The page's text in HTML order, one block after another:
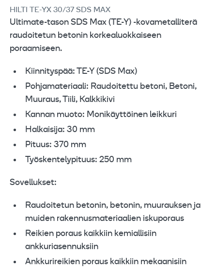
HILTI TE-YX 30/37 SDS MAX
Ultimate-tason SDS Max (TE-Y) -kovametalliterä
raudoitetun betonin korkealuokkaiseen
poraamiseen.
Kiinnityspää: TE-Y (SDS Max)
Pohjamateriaali: Raudoitettu betoni, Betoni,
Muuraus, Tiili, Kalkkikivi
Kannan muoto: Monikäyttöinen leikkuri
Halkaisija: 30 mm
Pituus: 370 mm
Työskentelypituus: 250 mm
Sovellukset:
Raudoitetun betonin, betonin, muurauksen ja
muiden rakennusmateriaalien iskuporaus
Reikien poraus kaikkiin kemiallisiin
ankkuriasennuksiin
Ankkurireikien poraus kaikkiin mekaanisiin